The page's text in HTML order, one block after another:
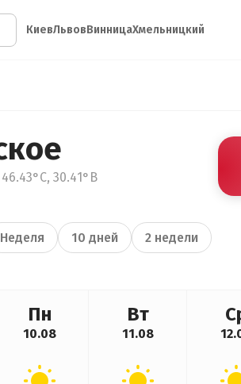
КиевЛьвовВинницаХмельницкий
30.41°В
Неделя 10 дней 2 недели
Пн
10.08
Вт
11.08